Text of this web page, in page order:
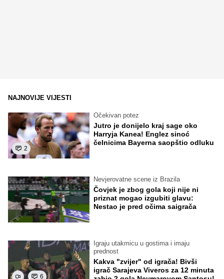
NAJNOVIJE VIJESTI
2
Očekivan potez
Jutro je donijelo kraj sage oko
Harryja Kanea! Englez sinoć
čelnicima Bayerna saopštio odluku
Nevjerovatne scene iz Brazila
Čovjek je zbog gola koji nije ni
priznat mogao izgubiti glavu:
Nestao je pred očima saigrača
6
Igraju utakmicu u gostima i imaju
prednost
Kakva "zvijer" od igrača! Bivši
igrač Sarajeva Viveros za 12 minuta